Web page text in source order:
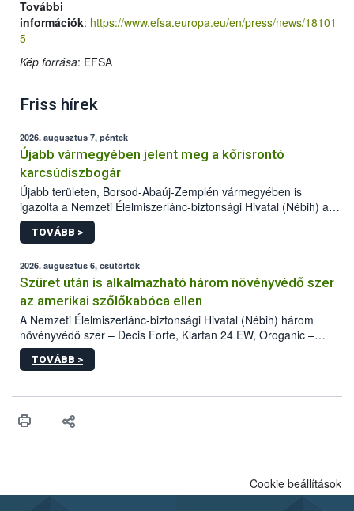
További
információk: https://www.efsa.europa.eu/en/press/news/18101
5
Kép forrása: EFSA
Friss hírek
2026. augusztus 7, péntek
Újabb vármegyében jelent meg a kőrisrontó
karcsúdíszbogár
Újabb területen, Borsod-Abaúj-Zemplén vármegyében is
igazolta a Nemzeti Élelmiszerlánc-biztonsági Hivatal (Nébih) a
kőrisrontó karcsúdíszbogár (Agrilus planipennis) jelenlétét. A
kártevőt nem csak színcsapdában találták meg, de már fertőzött
az intenzív felderítést, emellett az intézkedéseket a szlovák
hatósággal is összehangolják a terjedés megállítása érdekében.
TOVÁBB >
2026. augusztus 6, csütörtök
Szüret után is alkalmazható három növényvédő szer
az amerikai szőlőkabóca ellen
A Nemzeti Élelmiszerlánc-biztonsági Hivatal (Nébih) három
növényvédő szer – Decis Forte, Klartan 24 EW, Oroganic –
engedélyokiratát módosította, így azok a szüretet követően,
egészen a vesszőérettség (BBCH 91) stádiumáig
érésű szőlőkben is legyen lehetőség a károsító elleni további
felhasználók számára is elérhető és ökológiai termesztésben is
TOVÁBB >
Cookie beállítások